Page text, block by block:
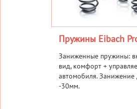
Пружины Eibach
Заниженные пружины:
вид, комфорт +
автомобиля. Занижение
-30мм.